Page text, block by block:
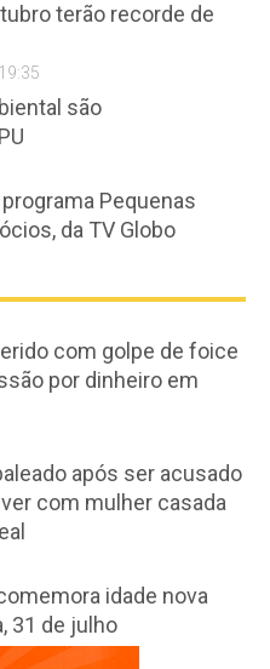
terão recorde de
são
Pequenas
da TV Globo
com golpe de foice
por dinheiro em
após ser acusado
com mulher casada
idade nova
31 de julho